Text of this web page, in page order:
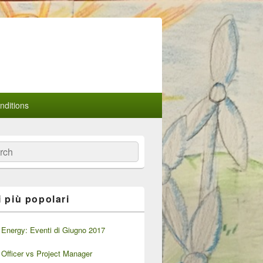
più popolari
Eventi di Giugno 2017
vs Project Manager